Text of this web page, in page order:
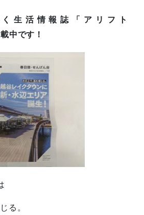
生活情報誌「アリフト
中です！
る。